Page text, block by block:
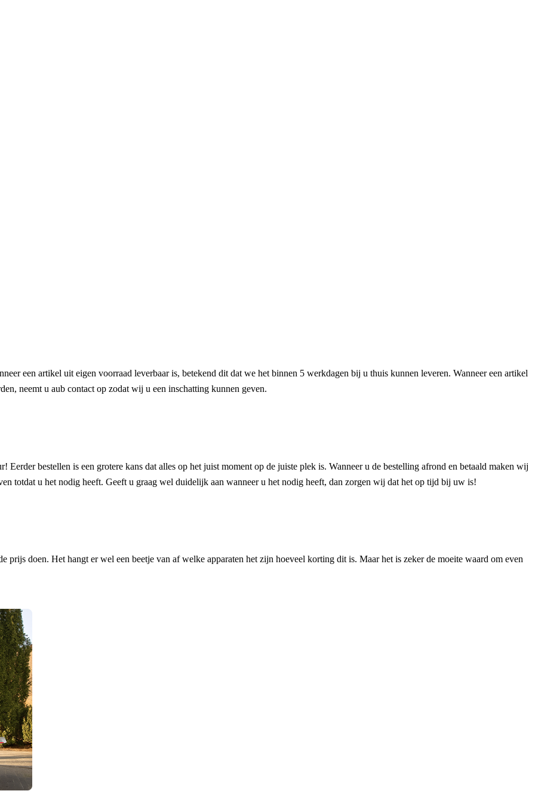
een artikel uit eigen voorraad leverbaar is, betekend dit dat we het binnen 5 werkdagen bij u thuis kunnen leveren. Wanneer een artikel
neemt u aub contact op zodat wij u een inschatting kunnen geven.
Eerder bestellen is een grotere kans dat alles op het juist moment op de juiste plek is. Wanneer u de bestelling afrond en betaald maken wij
totdat u het nodig heeft. Geeft u graag wel duidelijk aan wanneer u het nodig heeft, dan zorgen wij dat het op tijd bij uw is!
prijs doen. Het hangt er wel een beetje van af welke apparaten het zijn hoeveel korting dit is. Maar het is zeker de moeite waard om even